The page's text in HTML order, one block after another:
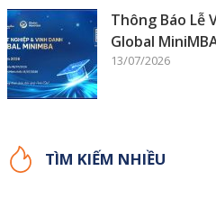
Thông Báo Lễ
Global
13/07/2026
TÌM KIẾM NHIỀU